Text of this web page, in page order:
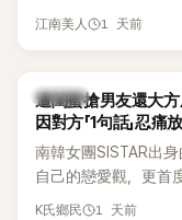
行動。不過，A並未
的錄音內容，而A也
像團體的「站姐」，事
江南美人 1 天前
K-POP
遭閨蜜搶男友還大
因對方「1句話」忍痛
南韓女團SISTAR出
自己的戀愛觀，更首
表示，當時選擇瀟灑
K氏鄉民 1 天前